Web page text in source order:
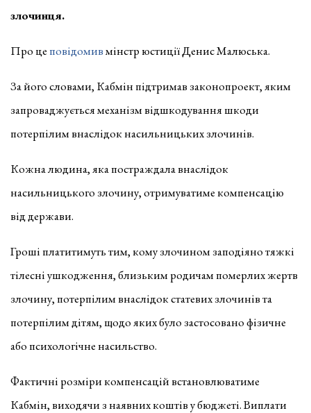
злочинця.
Про це повідомивмінстр юстиції Денис Малюська.
За його словами, Кабмін підтримав законопроект, яким
запроваджується механізм відшкодування шкоди
потерпілим внаслідок насильницьких злочинів.
Кожна людина, яка постраждала внаслідок
насильницького злочину, отримуватиме компенсацію
від держави.
Гроші платитимуть тим, кому злочином заподіяно тяжкі
тілесні ушкодження, близьким родичам померлих жертв
злочину, потерпілим внаслідок статевих злочинів та
потерпілим дітям, щодо яких було застосовано фізичне
або психологічне насильство.
Фактичні розміри компенсацій встановлюватиме
Кабмін, виходячи з наявних коштів у бюджеті. Виплати